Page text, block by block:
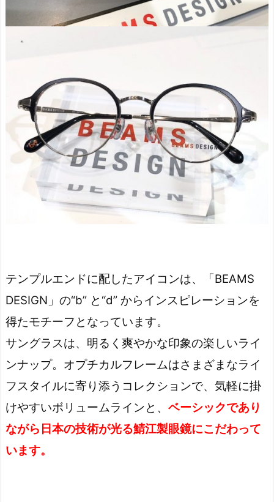
テンプルエンドに配したアイコンは、「BEAMS
DESIGN」の“b” と“d” からインスピレーションを
得たモチーフとなっています。
サングラスは、明るく爽やかな印象の楽しいライ
ンナップ。オプチカルフレームはさまざまなライ
フスタイルに寄り添うコレクションで、気軽に掛
けやすいボリュームラインと、 ベーシックであり
ながら日本の技術が光る鯖江製眼鏡にこだわって
います。